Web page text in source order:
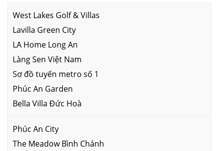
West Lakes Golf & Villas
Lavilla Green City
LA Home Long An
Làng Sen Việt Nam
Sơ đồ tuyến metro số 1
Phúc An Garden
Bella Villa Đức Hoà
Phúc An City
The Meadow Bình Chánh